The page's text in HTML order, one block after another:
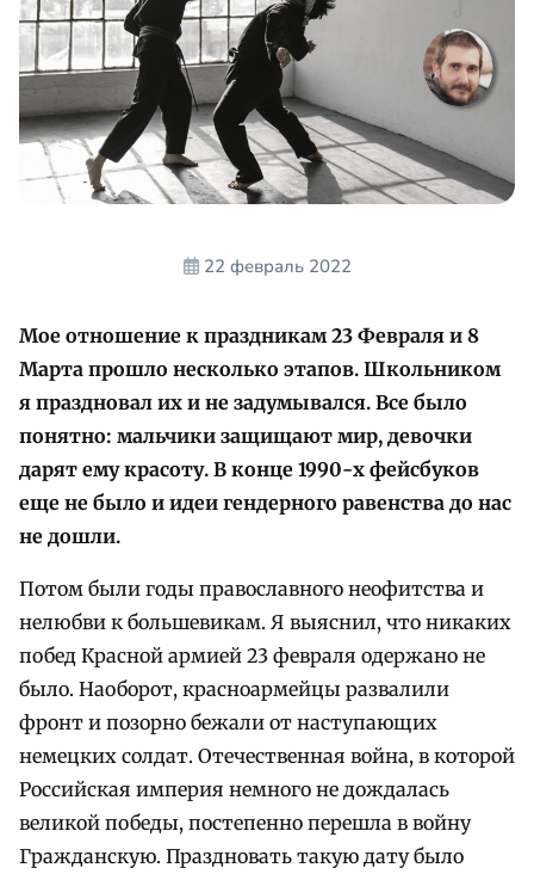
22 февраль 2022
Мое отношение к праздникам 23 Февраля и 8
Марта прошло несколько этапов. Школьником
я праздновал их и не задумывался. Все было
понятно: мальчики защищают мир, девочки
дарят ему красоту. В конце 1990-х фейсбуков
еще не было и идеи гендерного равенства до нас
не дошли.
Потом были годы православного неофитства и
нелюбви к большевикам. Я выяснил, что никаких
побед Красной армией 23 февраля одержано не
было. Наоборот, красноармейцы развалили
фронт и позорно бежали от наступающих
немецких солдат. Отечественная война, в которой
Российская империя немного не дождалась
великой победы, постепенно перешла в войну
Гражданскую. Праздновать такую дату было